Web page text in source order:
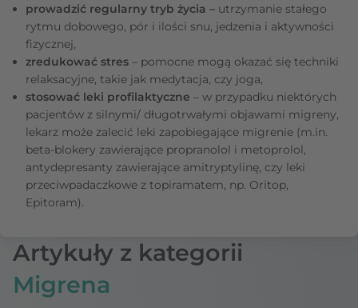
prowadzić regularny tryb życia – utrzymanie stałego
rytmu dobowego, pór i ilości snu, jedzenia i aktywności
fizycznej,
zredukować stres – pomocne mogą okazać się techniki
relaksacyjne, takie jak medytacja, czy joga,
stosować leki profilaktyczne – w przypadku niektórych
pacjentów z silnymi/ długotrwałymi objawami migreny,
lekarz może zalecić leki zapobiegające migrenie (m.in.
beta-blokery zawierające propranolol i metoprolol,
antydepresanty zawierające amitryptylinę, czy leki
przeciwpadaczkowe z topiramatem, np. Oritop,
Epitoram).
Artykuły z kategorii
Migrena